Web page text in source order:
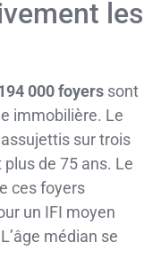
les
000 foyers sont
immobilière. Le
sur trois
de 75 ans. Le
ces foyers
un IFI moyen
médian se